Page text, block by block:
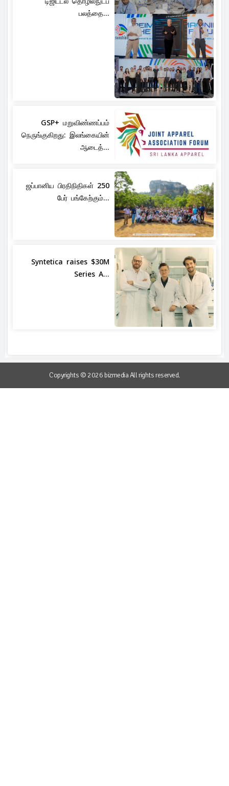
பலத்தை...
GSP+ மறுவிண்ணப்பம்
நெருங்குகிறது: இலங்கையின்
ஆடைத்...
ஜப்பானிய பிரதிநிதிகள் 250
பேர் பங்கேற்கும்...
Syntetica raises $30M
Series A...
Copyrights © 2026 bizmedia All rights reserved.